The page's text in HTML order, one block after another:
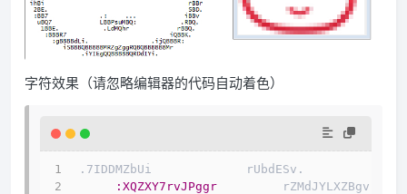
字符效果（请忽略编辑器的代码自动着色）
:XQZXY7rvJPggr